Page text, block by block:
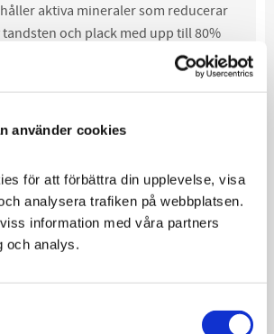
använder cookies
för att förbättra din upplevelse, visa
analysera trafiken på webbplatsen.
information med våra partners
och analys.
aktiva mineraler som reducerar
och plack med upp till 80%
andedräkt samt munhälsa
tandsten och plack
för blank päls
och L
(7st) eller i månadsbox (28st)